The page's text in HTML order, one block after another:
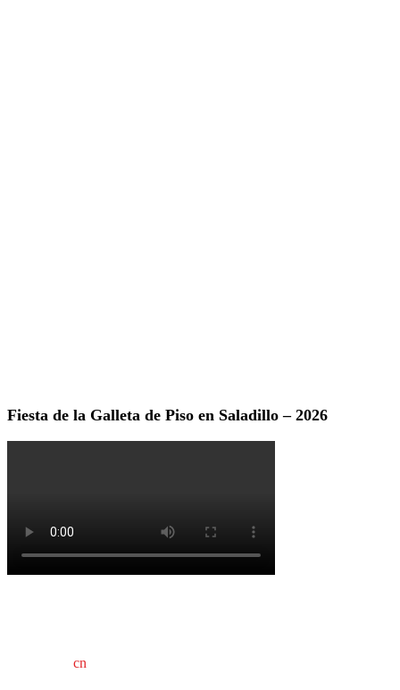
Fiesta de la Galleta de Piso en Saladillo – 2026
cn